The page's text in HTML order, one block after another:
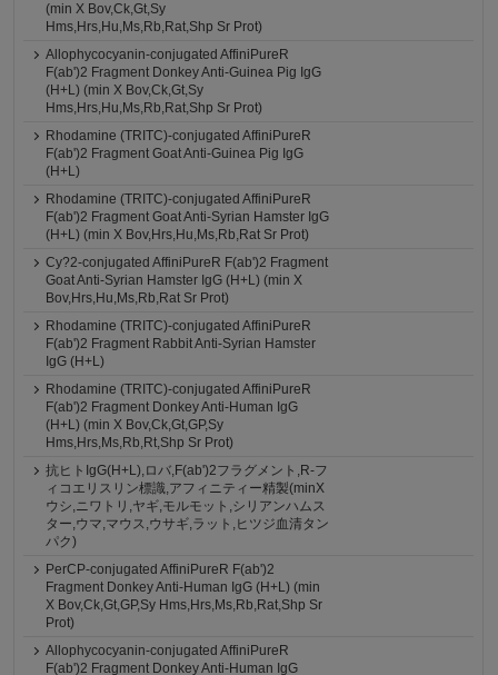
(min X Bov,Ck,Gt,Sy
Hms,Hrs,Hu,Ms,Rb,Rat,Shp Sr Prot)
Allophycocyanin-conjugated AffiniPureR
F(ab')2 Fragment Donkey Anti-Guinea Pig IgG
(H+L) (min X Bov,Ck,Gt,Sy
Hms,Hrs,Hu,Ms,Rb,Rat,Shp Sr Prot)
Rhodamine (TRITC)-conjugated AffiniPureR
F(ab')2 Fragment Goat Anti-Guinea Pig IgG
(H+L)
Rhodamine (TRITC)-conjugated AffiniPureR
F(ab')2 Fragment Goat Anti-Syrian Hamster IgG
(H+L) (min X Bov,Hrs,Hu,Ms,Rb,Rat Sr Prot)
Cy?2-conjugated AffiniPureR F(ab')2 Fragment
Goat Anti-Syrian Hamster IgG (H+L) (min X
Bov,Hrs,Hu,Ms,Rb,Rat Sr Prot)
Rhodamine (TRITC)-conjugated AffiniPureR
F(ab')2 Fragment Rabbit Anti-Syrian Hamster
IgG (H+L)
Rhodamine (TRITC)-conjugated AffiniPureR
F(ab')2 Fragment Donkey Anti-Human IgG
(H+L) (min X Bov,Ck,Gt,GP,Sy
Hms,Hrs,Ms,Rb,Rt,Shp Sr Prot)
抗ヒトIgG(H+L),ロバ,F(ab')2フラグメント,R-フ
ィコエリスリン標識,アフィニティー精製(minX
ウシ,ニワトリ,ヤギ,モルモット,シリアンハムス
ター,ウマ,マウス,ウサギ,ラット,ヒツジ血清タン
パク)
PerCP-conjugated AffiniPureR F(ab')2
Fragment Donkey Anti-Human IgG (H+L) (min
X Bov,Ck,Gt,GP,Sy Hms,Hrs,Ms,Rb,Rat,Shp Sr
Prot)
Allophycocyanin-conjugated AffiniPureR
F(ab')2 Fragment Donkey Anti-Human IgG